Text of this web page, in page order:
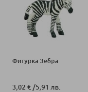
Фигурка Зебра
3,02 €/5,91 лв.